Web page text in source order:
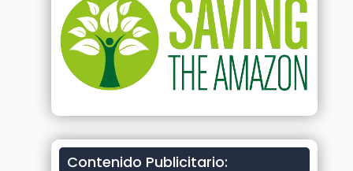
Contenido Publicitario: